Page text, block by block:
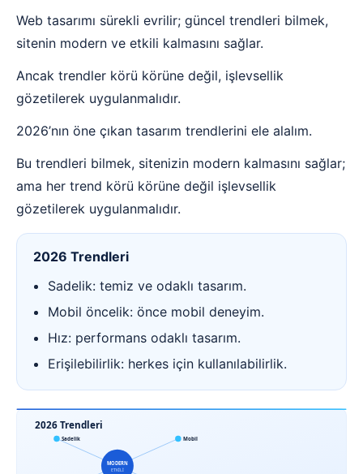
Web tasarımı sürekli evrilir; güncel trendleri bilmek,
sitenin modern ve etkili kalmasını sağlar.
Ancak trendler körü körüne değil, işlevsellik
gözetilerek uygulanmalıdır.
2026’nın öne çıkan tasarım trendlerini ele alalım.
Bu trendleri bilmek, sitenizin modern kalmasını sağlar;
ama her trend körü körüne değil işlevsellik
gözetilerek uygulanmalıdır.
2026 Trendleri
Sadelik: temiz ve odaklı tasarım.
Mobil öncelik: önce mobil deneyim.
Hız: performans odaklı tasarım.
Erişilebilirlik: herkes için kullanılabilirlik.
2026 Trendleri
MODERN
ETKİLİ
Sadelik Mobil